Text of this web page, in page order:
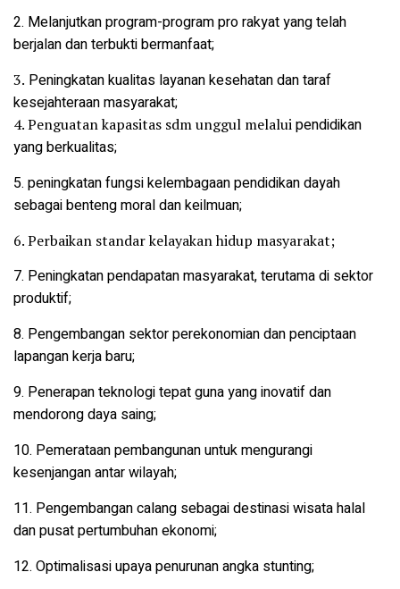
2. Melanjutkan program-program pro rakyat yang telah
berjalan dan terbukti bermanfaat;
3. Peningkatan kualitas layanan kesehatan dantaraf
kesejahteraan masyarakat;
4. Penguatan kapasitas sdm unggul melaluipendidikan
yang berkualitas;
5. peningkatan fungsi kelembagaan pendidikandayah
sebagai benteng moral dan keilmuan;
6. Perbaikan standar kelayakan hidup masyarakat;
7. Peningkatan pendapatan masyarakat, terutama di sektor
produktif;
8. Pengembangan sektor perekonomian danpenciptaan
lapangan kerja baru;
9. Penerapan teknologi tepat guna yang inovatifdan
mendorong daya saing;
10. Pemerataan pembangunan untuk mengurangi
kesenjangan antar wilayah;
11. Pengembangan calang sebagai destinasi wisata halal
dan pusat pertumbuhan ekonomi;
12. Optimalisasi upaya penurunan angka stunting;